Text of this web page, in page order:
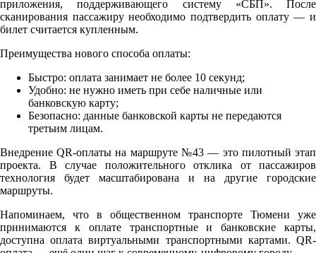
приложения, поддерживающего систему «СБП». После
сканирования пассажиру необходимо подтвердить оплату — и
билет считается купленным.
Преимущества нового способа оплаты:
Быстро: оплата занимает не более 10 секунд;
Удобно: не нужно иметь при себе наличные или
банковскую карту;
Безопасно: данные банковской карты не передаются
третьим лицам.
Внедрение QR-оплаты на маршруте №43 — это пилотный этап
проекта. В случае положительного отклика от пассажиров
технология будет масштабирована и на другие городские
маршруты.
Напоминаем, что в общественном транспорте Тюмени уже
принимаются к оплате транспортные и банковские карты,
доступна оплата виртуальными транспортными картами. QR-